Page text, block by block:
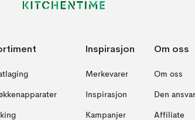
Inspirasjon
Merkevarer
Inspirasjon
Kampanjer
Om oss
Om oss
Den
Affiliate